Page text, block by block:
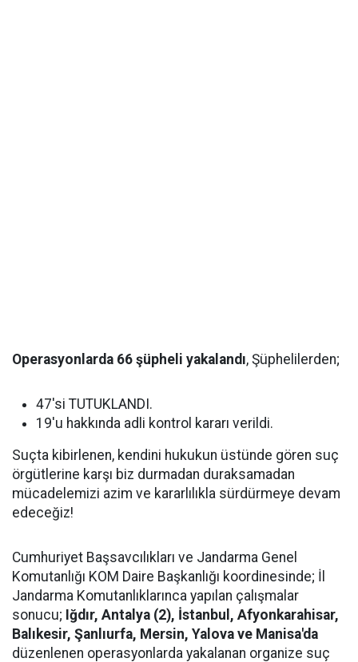
Operasyonlarda 66 şüpheli yakalandı, Şüphelilerden;
47'si TUTUKLANDI.
19'u hakkında adli kontrol kararı verildi.
Suçta kibirlenen, kendini hukukun üstünde gören suç
örgütlerine karşı biz durmadan duraksamadan
mücadelemizi azim ve kararlılıkla sürdürmeye devam
edeceğiz!
Cumhuriyet Başsavcılıkları ve Jandarma Genel
Komutanlığı KOM Daire Başkanlığı koordinesinde; İl
Jandarma Komutanlıklarınca yapılan çalışmalar
sonucu; Iğdır, Antalya (2), İstanbul, Afyonkarahisar,
Balıkesir, Şanlıurfa, Mersin, Yalova ve Manisa'da
düzenlenen operasyonlarda yakalanan organize suç